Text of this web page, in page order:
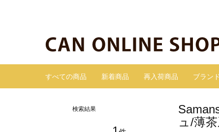
すべての商品 新着商品 再入荷商品 ブランド
検索結果
ュ/薄茶